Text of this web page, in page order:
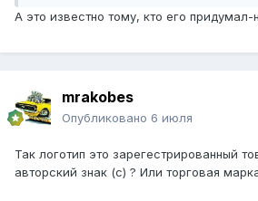
А это известно тому, кто его придумал-
mrakobes
Опубликовано 6 июля
Так логотип это зарегестрированный
авторский знак (с) ? Или торговая